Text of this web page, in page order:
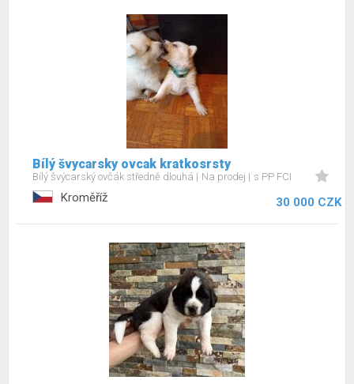
Bílý švycarsky ovcak kratkosrsty
Bílý švýcarský ovčák středně dlouhá Na prodej s PP FCI
Kroměříž 30 000 CZK